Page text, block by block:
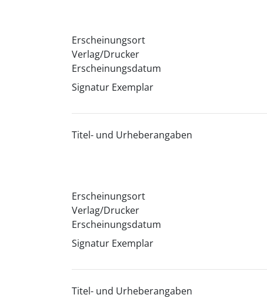
Erscheinungsort
Verlag/Drucker
Erscheinungsdatum
Signatur Exemplar
Titel- und Urheberangaben
Erscheinungsort
Verlag/Drucker
Erscheinungsdatum
Signatur Exemplar
Titel- und Urheberangaben